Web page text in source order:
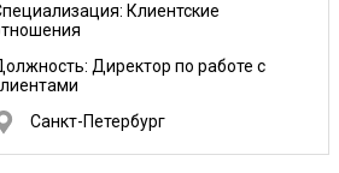
Клиентские
Директор по работе с
Санкт-Петербург